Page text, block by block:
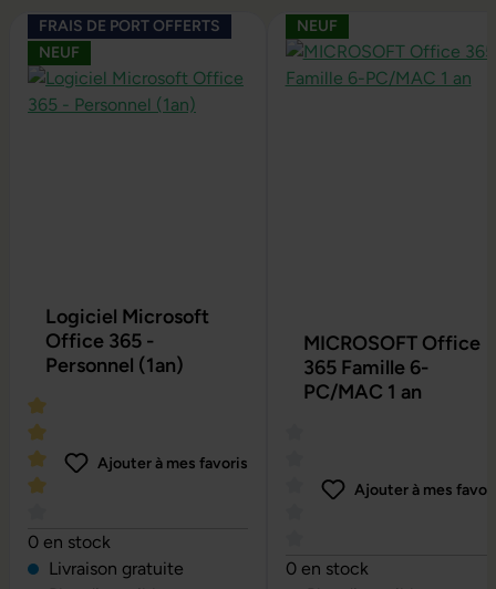
Ignorer la galerie de produits
FRAIS DE PORT OFFERTS
NEUF
Logiciel Microsoft
Office 365 -
Personnel (1an)
Note moyenne de 4 sur 5 étoiles
Ajouter à mes favoris
0 en stock
Livraison gratuite
NEUF
MICROSOFT Office
365 Famille 6-
PC/MAC 1 an
Note moyenne de 0 sur 5
Ajouter à mes
0 en stock